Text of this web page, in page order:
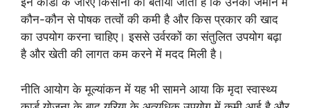
कौन-कौन से पोषक तत्वों की कमी है और किस प्रकार की खाद
का उपयोग करना चाहिए। इससे उर्वरकों का संतुलित उपयोग बढ़ा
है और खेती की लागत कम करने में मदद मिली है।
नीति आयोग के मूल्यांकन में यह भी सामने आया कि मृदा स्वास्थ्य